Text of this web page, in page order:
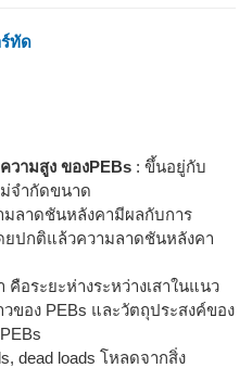
ร์ทัด
วามสูง ของPEBs : ขึ้นอยู่กับ
จำกัดขนาด
มลาดชันหลังคามีผลกับการ
ยปกติแล้วความลาดชันหลังคา
คือระยะห่างระหว่างเสาในแนว
ของ PEBs และวัตถุประสงค์ของ
dead loads โหลดจากสิ่ง